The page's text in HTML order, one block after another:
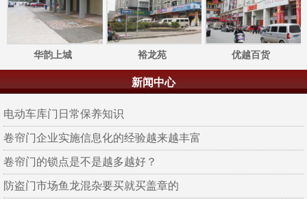
华韵上城 裕龙苑 优越百货
新闻中心
电动车库门日常保养知识
卷帘门企业实施信息化的经验越来越丰富
卷帘门的锁点是不是越多越好？
防盗门市场鱼龙混杂要买就买盖章的